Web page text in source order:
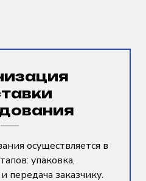
осуществляется в
упаковка,
передача заказчику.